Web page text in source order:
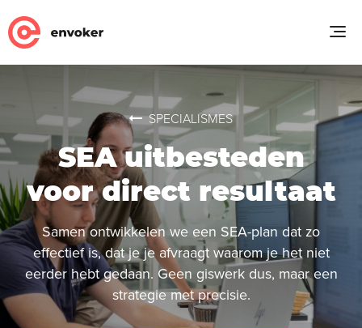
SPECIALISMES
SEA uitbesteden
voor direct resultaat
Samen ontwikkelen we een SEA-plan dat zo
effectief is, dat je je afvraagt waarom je het niet
eerder hebt gedaan. Geen giswerk dus, maar een
strategie met precisie.